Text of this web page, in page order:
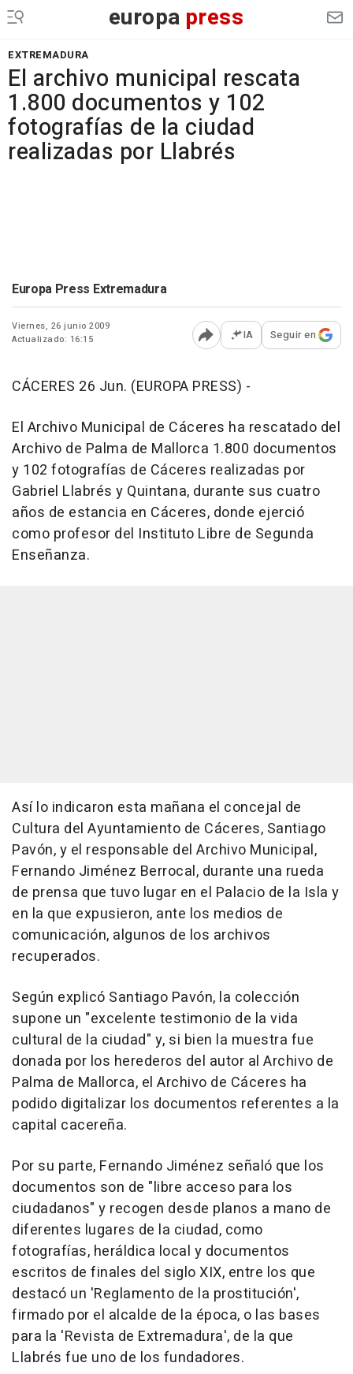
europa press
EXTREMADURA
El archivo municipal rescata
1.800 documentos y 102
fotografías de la ciudad
realizadas por Llabrés
Europa Press Extremadura
Viernes, 26 junio 2009
Actualizado: 16:15
Abrir opciones para
IA Seguir en
CÁCERES 26 Jun. (EUROPA PRESS) -
El Archivo Municipal de Cáceres ha rescatado del
Archivo de Palma de Mallorca 1.800 documentos
y 102 fotografías de Cáceres realizadas por
Gabriel Llabrés y Quintana, durante sus cuatro
años de estancia en Cáceres, donde ejerció
como profesor del Instituto Libre de Segunda
Enseñanza.
Así lo indicaron esta mañana el concejal de
Cultura del Ayuntamiento de Cáceres, Santiago
Pavón, y el responsable del Archivo Municipal,
Fernando Jiménez Berrocal, durante una rueda
de prensa que tuvo lugar en el Palacio de la Isla y
en la que expusieron, ante los medios de
comunicación, algunos de los archivos
recuperados.
Según explicó Santiago Pavón, la colección
supone un "excelente testimonio de la vida
cultural de la ciudad" y, si bien la muestra fue
donada por los herederos del autor al Archivo de
Palma de Mallorca, el Archivo de Cáceres ha
podido digitalizar los documentos referentes a la
capital cacereña.
Por su parte, Fernando Jiménez señaló que los
documentos son de "libre acceso para los
ciudadanos" y recogen desde planos a mano de
diferentes lugares de la ciudad, como
fotografías, heráldica local y documentos
escritos de finales del siglo XIX, entre los que
destacó un 'Reglamento de la prostitución',
firmado por el alcalde de la época, o las bases
para la 'Revista de Extremadura', de la que
Llabrés fue uno de los fundadores.